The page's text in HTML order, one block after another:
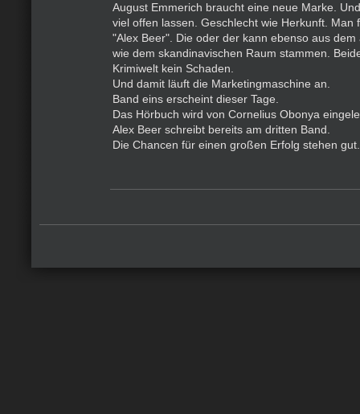
August Emmerich braucht eine neue Marke.
viel offen lassen. Geschlecht wie Herkunft. Man
"Alex Beer". Die oder der kann ebenso aus dem
wie dem skandinavischen Raum stammen.
Krimiwelt kein Schaden.
Und damit läuft die Marketingmaschine an.
Band eins erscheint dieser Tage.
Das Hörbuch wird von Cornelius Obonya
Alex Beer schreibt bereits am dritten Band.
Die Chancen für einen großen Erfolg stehen gut.